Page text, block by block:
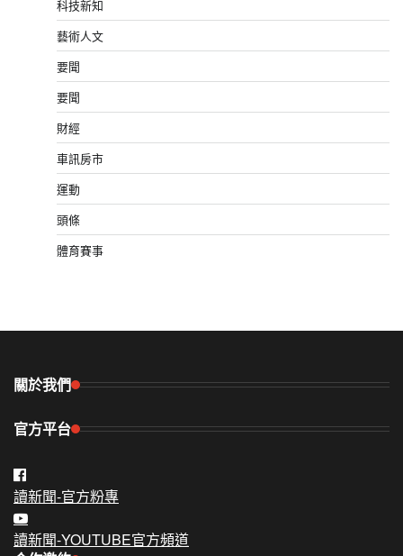
科技新知
藝術人文
要聞
要聞
財經
車訊房市
運動
頭條
體育賽事
關於我們
官方平台
讀新聞-官方粉專
讀新聞-YOUTUBE官方頻道